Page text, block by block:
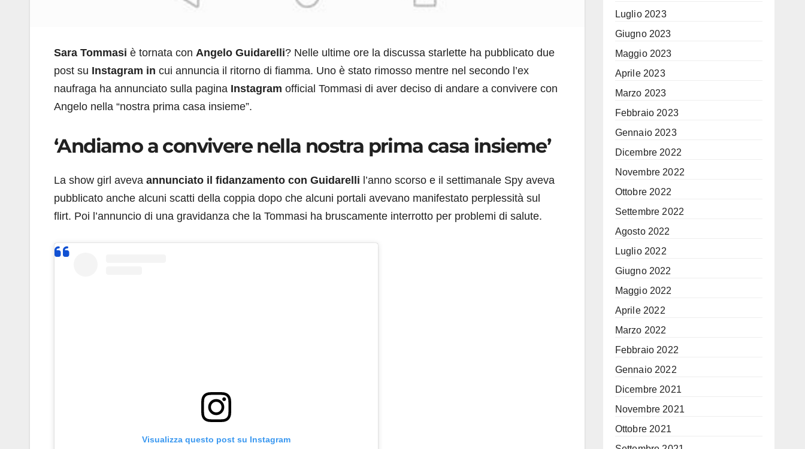
Sara Tommasi è tornata con Angelo Guidarelli? Nelle ultime ore la discussa starlette ha pubblicato due
post su Instagram in cui annuncia il ritorno di fiamma. Uno è stato rimosso mentre nel secondo l’ex
naufraga ha annunciato sulla pagina Instagram official Tommasi di aver deciso di andare a convivere con
Angelo nella “nostra prima casa insieme”.
‘Andiamo a convivere nella nostra prima casa insieme’
La show girl aveva annunciato il fidanzamento con Guidarelli l’anno scorso e il settimanale Spy aveva
pubblicato anche alcuni scatti della coppia dopo che alcuni portali avevano manifestato perplessità sul
flirt. Poi l’annuncio di una gravidanza che la Tommasi ha bruscamente interrotto per problemi di salute.
Visualizza questo post su Instagram
Luglio 2023
Giugno 2023
Maggio 2023
Aprile 2023
Marzo 2023
Febbraio 2023
Gennaio 2023
Dicembre 2022
Novembre 2022
Ottobre 2022
Settembre 2022
Agosto 2022
Luglio 2022
Giugno 2022
Maggio 2022
Aprile 2022
Marzo 2022
Febbraio 2022
Gennaio 2022
Dicembre 2021
Novembre 2021
Ottobre 2021